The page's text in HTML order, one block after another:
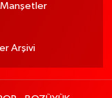
Manşetler
Arşivi